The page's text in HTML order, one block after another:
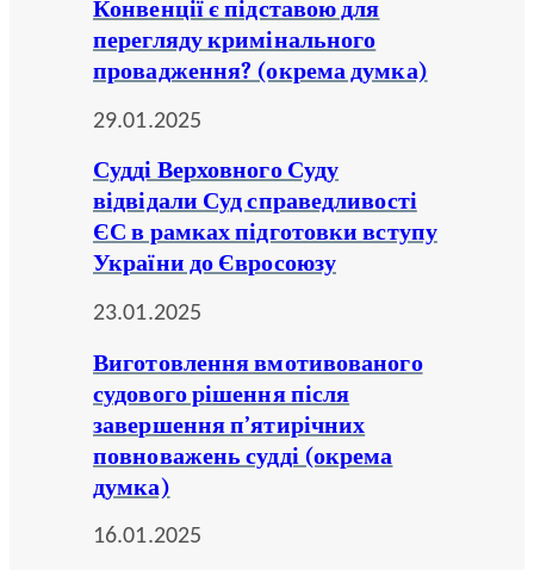
Конвенції є підставою для
перегляду кримінального
провадження? (окрема думка)
29.01.2025
Судді Верховного Суду
відвідали Суд справедливості
ЄС в рамках підготовки вступу
України до Євросоюзу
23.01.2025
Виготовлення вмотивованого
судового рішення після
завершення п’ятирічних
повноважень судді (окрема
думка)
16.01.2025